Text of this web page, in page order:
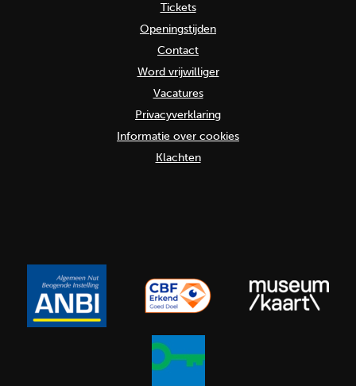
Tickets
Openingstijden
Contact
Word vrijwilliger
Vacatures
Privacyverklaring
Informatie over cookies
Klachten